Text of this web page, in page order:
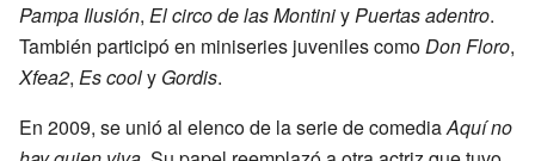
Pampa Ilusión, El circo de las MontiniyPuertas adentro.
También participó en miniseries juveniles comoDon Floro,
Xfea2, Es cooly Gordis.
En 2009, se unió al elenco de la serie de comediaAquí no